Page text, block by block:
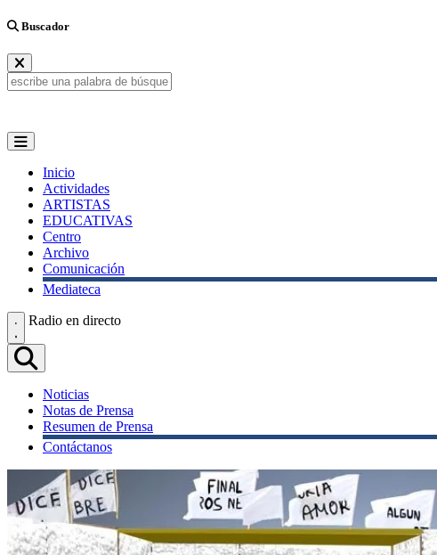
Buscador
Inicio
Actividades
ARTISTAS
EDUCATIVAS
Centro
Archivo
Comunicación
Mediateca
Radio en directo
Noticias
Notas de Prensa
Resumen de Prensa
Contáctanos